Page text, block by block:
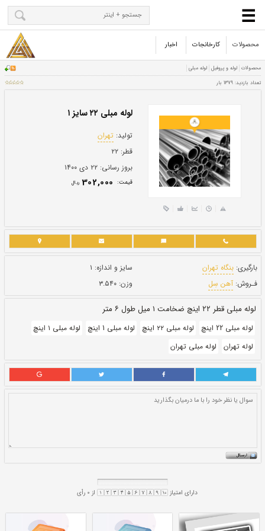
محصولات کارخانجات اخبار
لوله مبلی ۲۲ سایز ۱
قطر:۲۲
بروز رسانی:
قيمت: 302,000 ريال
سایز و اندازه:۱